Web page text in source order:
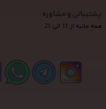
پشتیبانی و مشاوره
همه جانبه از 11 الی 21